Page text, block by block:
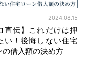
2024.08.15
直伝】これだけは押
い！後悔しない住宅
の借入額の決め方